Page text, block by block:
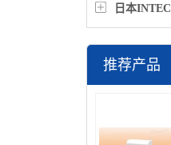
日本INTEC
推荐产品